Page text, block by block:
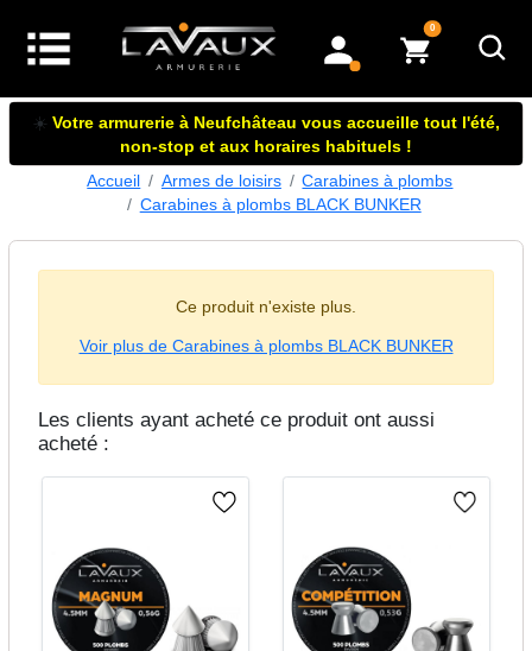
mon compte
0articles dans le panier
☀️ Votre armurerie à Neufchâteau vous accueille tout l'été,
non-stop et aux horaires habituels !
Accueil
Armes de loisirs
Carabines à plombs
Carabines à plombs BLACK BUNKER
Ce produit n'existe plus.
Voir plus de Carabines à plombs BLACK BUNKER
Les clients ayant acheté ce produit ont aussi
acheté :